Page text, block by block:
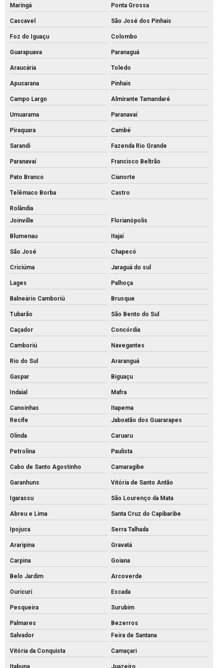
Preço bloco de concreto para muro
Preço bloco de concreto
Preço de bloco intertravado de concreto
Preço do piso intertravado
Preço de piso intertravado de concreto
Pvs artefatos de concreto
Pvs concreto preço
Pvs concreto rs
Pvs concreto valor
Pvs concreto
Tijolo de concreto para calçada
Tijolo de concreto maciço
Tijolo de concreto para muro
Tijolo de concreto preço
Tijolo de concreto vazado
Tijolo de concreto
Tubo de concreto 400mm
Tubo de concreto de 40cm preço
Tubo de concreto preço
Tubo de concreto valor
Venda de bloquete para calçada
Maringá Ponta Grossa
Cascavel São José dos Pinhais
Foz do Iguaçu Colombo
Guarapuava Paranaguá
Araucária Toledo
Apucarana Pinhais
Campo Largo Almirante Tamandaré
Umuarama Paranavaí
Piraquara Cambé
Sarandi Fazenda Rio Grande
Paranavaí Francisco Beltrão
Pato Branco Cianorte
Telêmaco Borba Castro
Rolândia
Joinville
Florianópolis
Blumenau Itajaí
São José Chapecó
Criciúma Jaraguá do sul
Lages Palhoça
Balneário Camboriú Brusque
Tubarão São Bento do Sul
Caçador Concórdia
Camboriú Navegantes
Rio do Sul Araranguá
Gaspar Biguaçu
Indaial Mafra
Canoinhas
Itapema
Recife
Jaboatão dos Guararapes
Olinda Caruaru
Petrolina Paulista
Cabo de Santo Agostinho Camaragibe
Garanhuns Vitória de Santo Antão
Igarassu São Lourenço da Mata
Abreu e Lima Santa Cruz do Capibaribe
Ipojuca Serra Talhada
Araripina Gravatá
Carpina Goiana
Belo Jardim Arcoverde
Ouricuri Escada
Pesqueira Surubim
Palmares
Bezerros
Salvador
Feira de Santana
Vitória da Conquista Camaçari
Itabuna Juazeiro